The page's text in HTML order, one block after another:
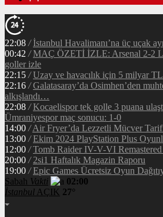
22:08 / İstanbul Havalimanı’na üç uçak
00:42 / MAÇ ÖZETİ İZLE: Arsenal 2-2
goller izle
22:15 / Uzay ve havacılık için 5 milyar
22:16 / Galatasaray’da Osimhen’den
alkışlandı…
22:08 / Kocaelispor tek golle 3 puana
Ümraniyespor maç sonucu: 1-0
14:00 / Air Fryer’da Lezzetli Mücver
13:00 / Ekim 2024 PlayStation Plus
12:00 / Tomb Raider IV-V-VI
20:00 / 2si1 Haftalık Magazin Raporu
19:00 / Epic Games Ücretsiz Oyun
Sabah Vakti
02:00
İstanbul AÇIK 27°